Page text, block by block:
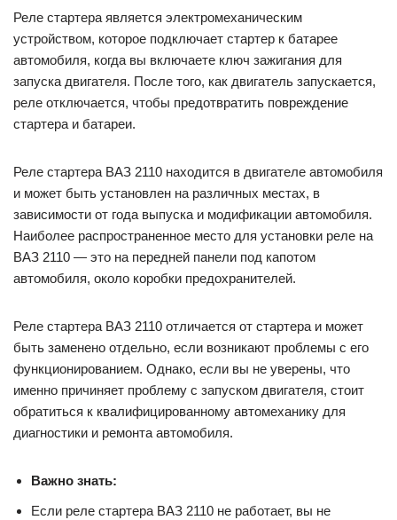
Реле стартера является электромеханическим
устройством, которое подключает стартер к батарее
автомобиля, когда вы включаете ключ зажигания для
запуска двигателя. После того, как двигатель запускается,
реле отключается, чтобы предотвратить повреждение
стартера и батареи.
Реле стартера ВАЗ 2110 находится в двигателе автомобиля
и может быть установлен на различных местах, в
зависимости от года выпуска и модификации автомобиля.
Наиболее распространенное место для установки реле на
ВАЗ 2110 — это на передней панели под капотом
автомобиля, около коробки предохранителей.
Реле стартера ВАЗ 2110 отличается от стартера и может
быть заменено отдельно, если возникают проблемы с его
функционированием. Однако, если вы не уверены, что
именно причиняет проблему с запуском двигателя, стоит
обратиться к квалифицированному автомеханику для
диагностики и ремонта автомобиля.
Важно знать:
Если реле стартера ВАЗ 2110 не работает, вы не